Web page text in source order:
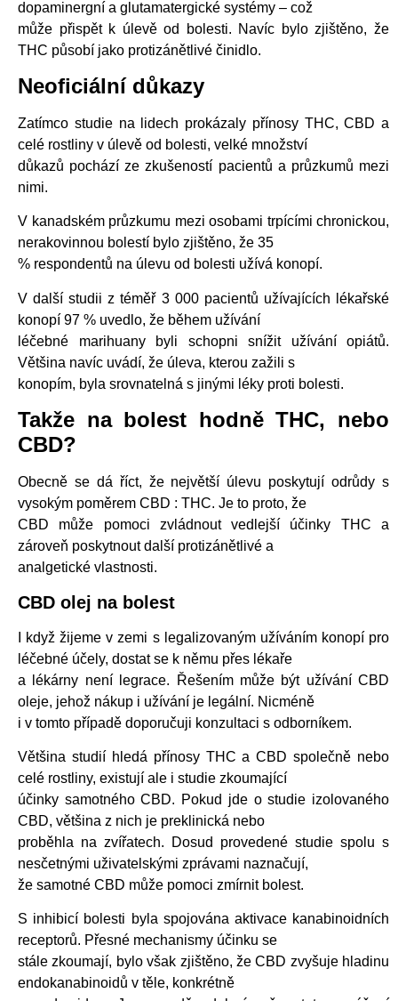
dopaminergní a glutamatergické systémy – což
může přispět k úlevě od bolesti. Navíc bylo zjištěno, že
THC působí jako protizánětlivé činidlo.
Neoficiální důkazy
Zatímco studie na lidech prokázaly přínosy THC, CBD a
celé rostliny v úlevě od bolesti, velké množství
důkazů pochází ze zkušeností pacientů a průzkumů mezi
nimi.
V kanadském průzkumu mezi osobami trpícími chronickou,
nerakovinnou bolestí bylo zjištěno, že 35
% respondentů na úlevu od bolesti užívá konopí.
V další studii z téměř 3 000 pacientů užívajících lékařské
konopí 97 % uvedlo, že během užívání
léčebné marihuany byli schopni snížit užívání opiátů.
Většina navíc uvádí, že úleva, kterou zažili s
konopím, byla srovnatelná s jinými léky proti bolesti.
Takže na bolest hodně THC, nebo
CBD?
Obecně se dá říct, že největší úlevu poskytují odrůdy s
vysokým poměrem CBD : THC. Je to proto, že
CBD může pomoci zvládnout vedlejší účinky THC a
zároveň poskytnout další protizánětlivé a
analgetické vlastnosti.
CBD olej na bolest
I když žijeme v zemi s legalizovaným užíváním konopí pro
léčebné účely, dostat se k němu přes lékaře
a lékárny není legrace. Řešením může být užívání CBD
oleje, jehož nákup i užívání je legální. Nicméně
i v tomto případě doporučuji konzultaci s odborníkem.
Většina studií hledá přínosy THC a CBD společně nebo
celé rostliny, existují ale i studie zkoumající
účinky samotného CBD. Pokud jde o studie izolovaného
CBD, většina z nich je preklinická nebo
proběhla na zvířatech. Dosud provedené studie spolu s
nesčetnými uživatelskými zprávami naznačují,
že samotné CBD může pomoci zmírnit bolest.
S inhibicí bolesti byla spojována aktivace kanabinoidních
receptorů. Přesné mechanismy účinku se
stále zkoumají, bylo však zjištěno, že CBD zvyšuje hladinu
endokanabinoidů v těle, konkrétně